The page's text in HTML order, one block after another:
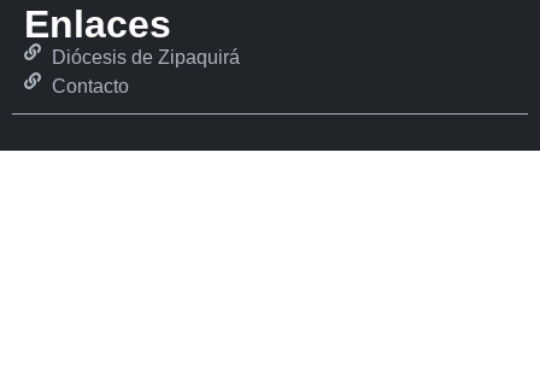
Enlaces
Diócesis de Zipaquirá
Contacto